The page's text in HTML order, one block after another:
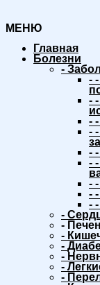
МЕНЮ
Главная
Болезни
-
- -
- -
- -
- -
- -
- -
- -
- -
- -
-
-
-
-
-
-
-